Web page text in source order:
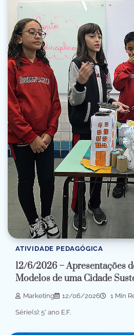
ATIVIDADE PEDAGÓGICA
12/6/2026 – Apresentações
Modelos de uma Cidade
Marketing 12/06/2026 1 Min
Série(s): 5° ano E.F.